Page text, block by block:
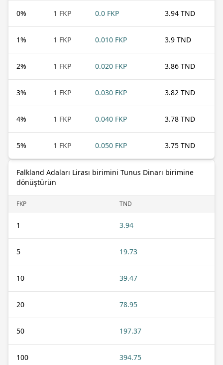
0% 1 FKP 0.0 FKP 3.94 TND
1% 1 FKP 0.010 FKP 3.9 TND
2% 1 FKP 0.020 FKP 3.86 TND
3% 1 FKP 0.030 FKP 3.82 TND
4% 1 FKP 0.040 FKP 3.78 TND
5% 1 FKP 0.050 FKP 3.75 TND
Falkland Adaları Lirası birimini Tunus Dinarı birimine
dönüştürün
FKP TND
1 3.94
5 19.73
10 39.47
20 78.95
50 197.37
100 394.75